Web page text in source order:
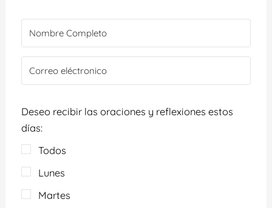
Deseo recibir las oraciones y reflexiones estos
días:
Todos
Lunes
Martes